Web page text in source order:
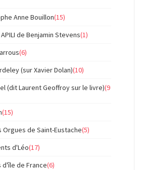
Anne Bouillon(15)
de Benjamin Stevens(1)
(6)
(sur Xavier Dolan)(10)
(dit Laurent Geoffroy sur le livre)(9
(15)
Orgues de Saint-Eustache(5)
d'Léo(17)
d'île de France(6)